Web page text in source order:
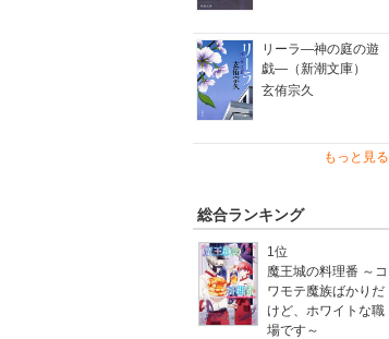
リーラ―神の庭の遊
戯―（新潮文庫）
玄侑宗久
もっと見る
総合ランキング
1位
魔王城の料理番 ～コ
ワモテ魔族ばかりだ
けど、ホワイトな職
場です～